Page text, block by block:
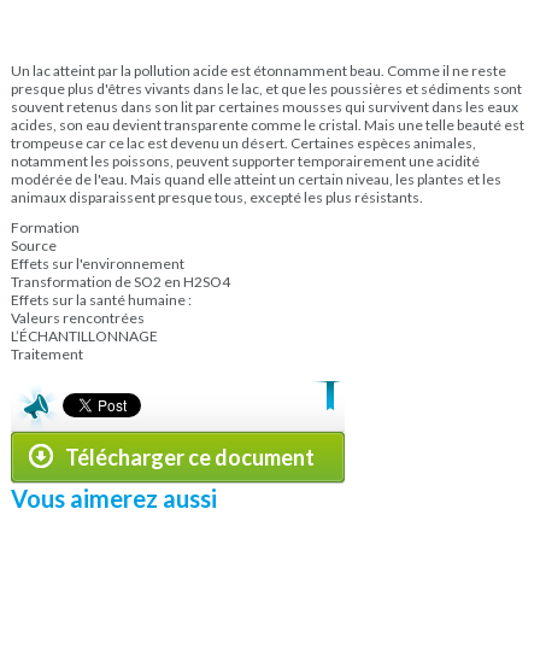
Un lac atteint par la pollution acide est étonnamment beau. Comme il ne reste
presque plus d'êtres vivants dans le lac, et que les poussières et sédiments sont
souvent retenus dans son lit par certaines mousses qui survivent dans les eaux
acides, son eau devient transparente comme le cristal. Mais une telle beauté est
trompeuse car ce lac est devenu un désert. Certaines espèces animales,
notamment les poissons, peuvent supporter temporairement une acidité
modérée de l'eau. Mais quand elle atteint un certain niveau, les plantes et les
animaux disparaissent presque tous, excepté les plus résistants.
Formation
Source
Effets sur l'environnement
Transformation de SO2 en H2SO4
Effets sur la santé humaine :
Valeurs rencontrées
L’ÉCHANTILLONNAGE
Traitement
Télécharger ce document
Vous aimerez aussi